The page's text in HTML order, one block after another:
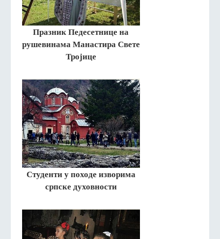
Празник Педесетнице на
рушевинама Манастира Свете
Тројице
Студенти у походе изворима
српске духовности